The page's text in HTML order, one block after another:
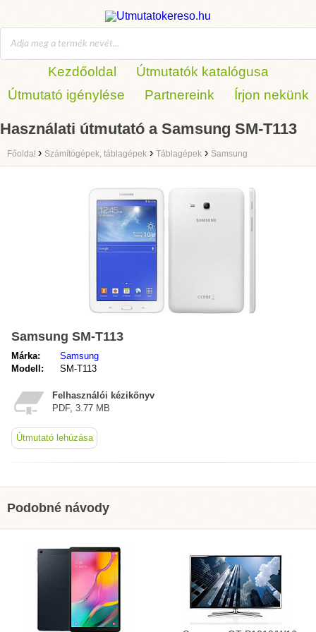
Kezdőoldal
Útmutatók katalógusa
Útmutató igénylése
Partnereink Írjon nekünk
Használati útmutató a Samsung SM-T113
Főoldal › Számítógépek, táblagépek › Táblagépek › Samsung
Samsung SM-T113
Márka:
Samsung
Modell:
SM-T113
Felhasználói kézikönyv
PDF, 3.77 MB
Útmutató lehúzása
Podobné návody